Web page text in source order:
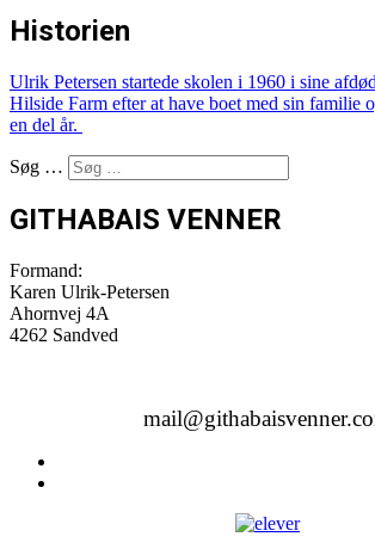
Historien
Ulrik Petersen startede skolen i 1960 i sine
Hilside Farm efter at have boet med sin familie
en del år.
Søg …
GITHABAIS VENNER
Formand:
Karen Ulrik-Petersen
Ahornvej 4A
4262 Sandved